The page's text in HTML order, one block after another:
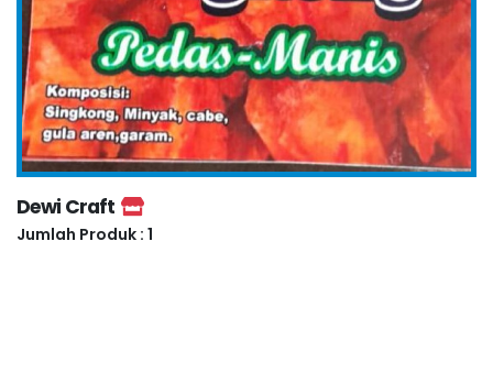
Dewi Craft
Jumlah Produk : 1